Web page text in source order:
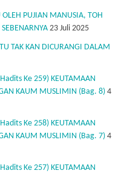
OLEH PUJIAN MANUSIA, TOH
23 Juli 2025
TAK KAN DICURANGI DALAM
Ke 259) KEUTAMAAN
KAUM MUSLIMIN (Bag. 8) 4
Ke 258) KEUTAMAAN
KAUM MUSLIMIN (Bag. 7) 4
Ke 257) KEUTAMAAN